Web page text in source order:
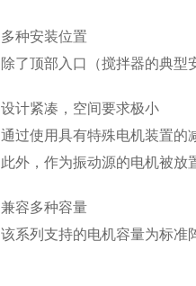
多种安装位置
除了顶部入口（搅拌器的典型
设计紧凑，空间要求极小
通过使用具有特殊电机装置的
此外，作为振动源的电机被放
兼容多种容量
该系列支持的电机容量为标准